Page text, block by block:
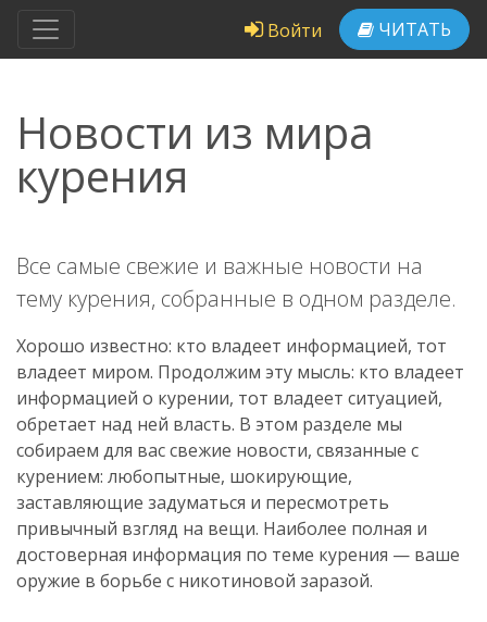
Войти ЧИТАТЬ
Новости из мира
курения
Все самые свежие и важные новости на
тему курения, собранные в одном разделе.
Хорошо известно: кто владеет информацией, тот
владеет миром. Продолжим эту мысль: кто владеет
информацией о курении, тот владеет ситуацией,
обретает над ней власть. В этом разделе мы
собираем для вас свежие новости, связанные с
курением: любопытные, шокирующие,
заставляющие задуматься и пересмотреть
привычный взгляд на вещи. Наиболее полная и
достоверная информация по теме курения — ваше
оружие в борьбе с никотиновой заразой.